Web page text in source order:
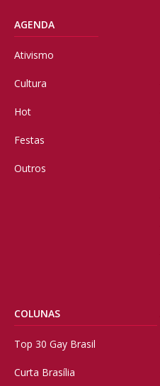
AGENDA
Ativismo
Cultura
Hot
Festas
Outros
COLUNAS
Top 30 Gay Brasil
Curta Brasília